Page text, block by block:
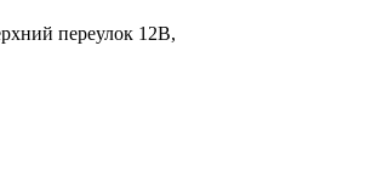
переулок 12В,